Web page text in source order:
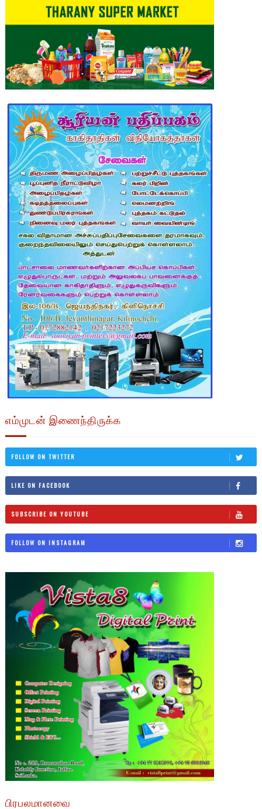
எம்முடன் இணைந்திருக்க
FOLLOW ON TWITTER
LIKE ON FACEBOOK
SUBSCRIBE ON YOUTUBE
FOLLOW ON INSTAGRAM
பிரபலமானவை